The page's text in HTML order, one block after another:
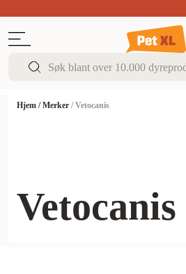
Hjem /Merker /Vetocanis
Vetocanis